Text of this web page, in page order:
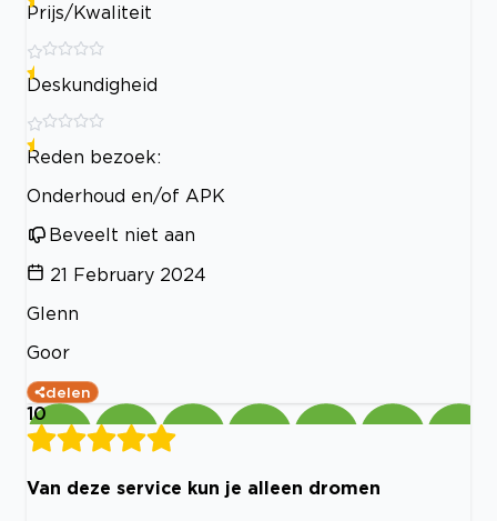
Prijs/Kwaliteit
Deskundigheid
Reden bezoek:
Onderhoud en/of APK
Beveelt niet aan
21 February 2024
Glenn
Goor
delen
10
Van deze service kun je alleen dromen